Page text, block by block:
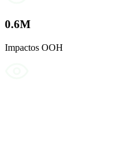
0.6M
Impactos OOH